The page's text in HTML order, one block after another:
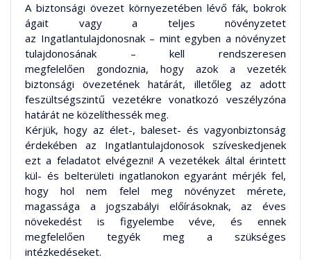
A biztonsági övezet környezetében lévő fák, bokrok
ágait vagy a teljes növényzetet
az Ingatlantulajdonosnak – mint egyben a növényzet
tulajdonosának – kell rendszeresen
megfelelően gondoznia, hogy azok a vezeték
biztonsági övezetének határát, illetőleg az adott
feszültségszintű vezetékre vonatkozó veszélyzóna
határát ne közelíthessék meg.
Kérjük, hogy az élet-, baleset- és vagyonbiztonság
érdekében az Ingatlantulajdonosok szíveskedjenek
ezt a feladatot elvégezni! A vezetékek által érintett
kül- és belterületi ingatlanokon egyaránt mérjék fel,
hogy hol nem felel meg növényzet mérete,
magassága a jogszabályi előírásoknak, az éves
növekedést is figyelembe véve, és ennek
megfelelően tegyék meg a szükséges
intézkedéseket.